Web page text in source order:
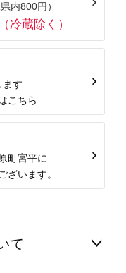
内800円）
冷蔵除く）
ます
こちら
町宮平に
ざいます。
て